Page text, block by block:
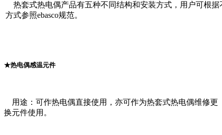
热套式热电偶产品有五种不同结构和安装方式，用户可根
方式参照ebasco规范。
★热电偶感温元件
用途：可作热电偶直接使用，亦可作为热套式热电偶维修更
换元件使用。